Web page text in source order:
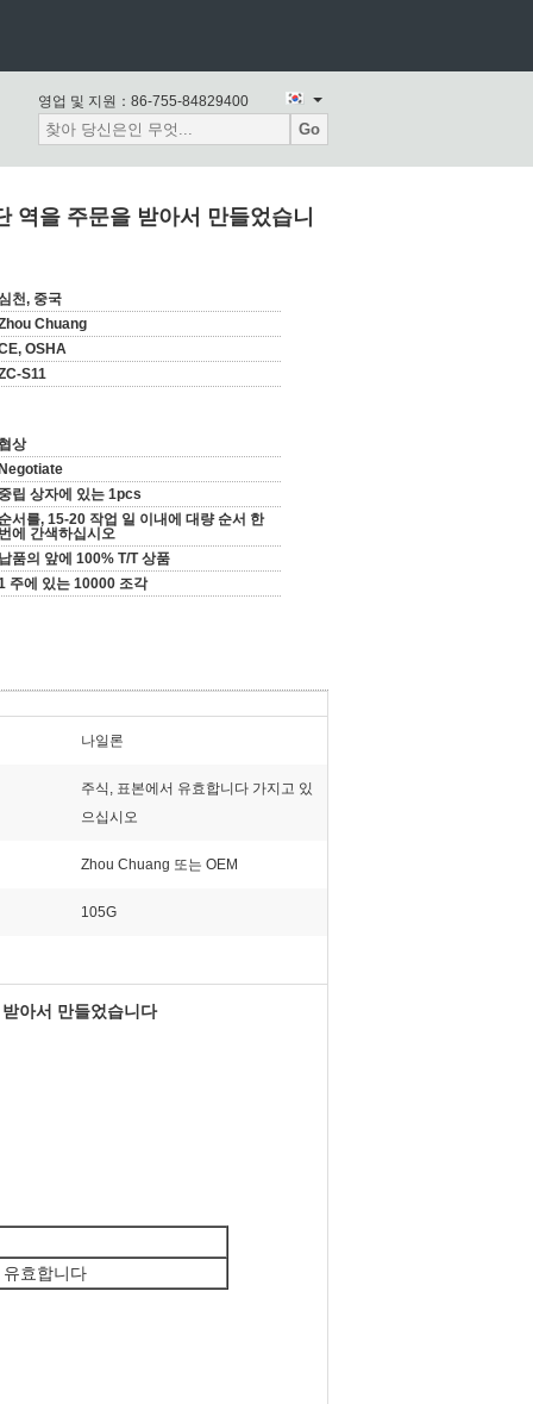
영업 및 지원： 86-755-84829400
Go
역을 주문을 받아서 만들었습니
천, 중국
Chuang
OSHA
S11
상
립 상자에 있는 1pcs
서를, 15-20 작업 일 이내에 대량 순서 한
에 간색하십시오
품의 앞에 100% T/T 상품
주에 있는 10000 조각
나일론
주식, 표본에서 유효합니다 가지고 있
으십시오
Zhou Chuang 또는 OEM
105G
아서 만들었습니다
효합니다